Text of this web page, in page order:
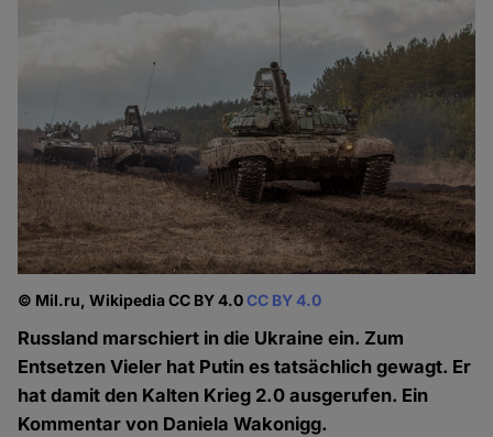
© Mil.ru, Wikipedia CC BY 4.0CC BY 4.0
Russland marschiert in die Ukraine ein. Zum
Entsetzen Vieler hat Putin es tatsächlich gewagt. Er
hat damit den Kalten Krieg 2.0 ausgerufen. Ein
Kommentar von Daniela Wakonigg.